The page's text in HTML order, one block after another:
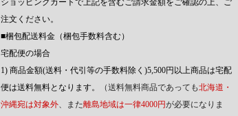
ショッピングカートで上記を含むご請求金額をご確認の上、ご
注文ください。
■梱包配送料金（梱包手数料含む）
宅配便の場合
1) 商品金額(送料・代引等の手数料除く)5,500円以上商品は宅配
便は送料無料となります。
（送料無料商品であっても北海道・
沖縄宛は対象外、また離島地域は一律4000円が必要になりま